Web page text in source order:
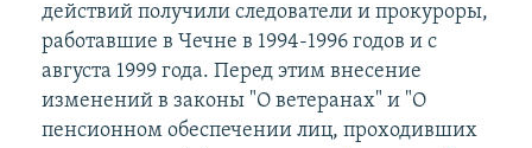
действий получили следователи и прокуроры,
работавшие в Чечне в 1994-1996 годов и с
августа 1999 года. Перед этим внесение
изменений в законы "О ветеранах" и "О
пенсионном обеспечении лиц, проходивших